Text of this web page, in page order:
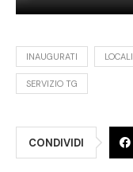
INAUGURATI LOCALI
SERVIZIO TG
CONDIVIDI